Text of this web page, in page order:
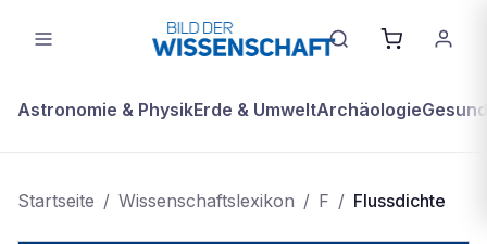
Astronomie & PhysikErde & UmweltArchäologie
Startseite / Wissenschaftslexikon / F / Flussdichte